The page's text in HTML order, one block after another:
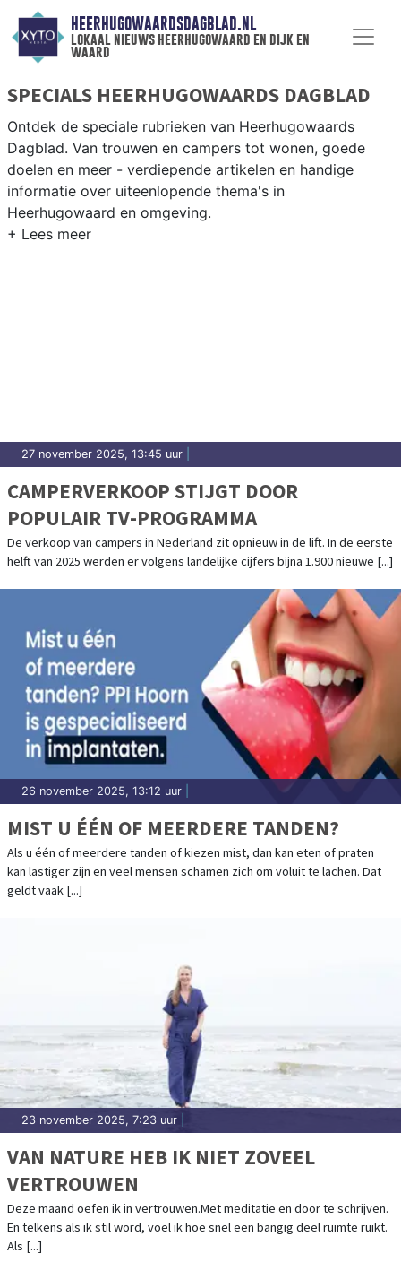
HEERHUGOWAARDSDAGBLAD.NL
lokaal nieuws heerhugowaard en dijk en
waard
SPECIALS HEERHUGOWAARDS DAGBLAD
Ontdek de speciale rubrieken van Heerhugowaards
Dagblad. Van trouwen en campers tot wonen, goede
doelen en meer - verdiepende artikelen en handige
informatie over uiteenlopende thema's in
Heerhugowaard en omgeving.
27 november 2025, 13:45 uur
CAMPERVERKOOP STIJGT DOOR
POPULAIR TV-PROGRAMMA
De verkoop van campers in Nederland zit opnieuw in de lift. In de eerste
helft van 2025 werden er volgens landelijke cijfers bijna 1.900 nieuwe [...]
26 november 2025, 13:12 uur
MIST U ÉÉN OF MEERDERE TANDEN?
Als u één of meerdere tanden of kiezen mist, dan kan eten of praten
kan lastiger zijn en veel mensen schamen zich om voluit te lachen. Dat
geldt vaak [...]
23 november 2025, 7:23 uur
VAN NATURE HEB IK NIET ZOVEEL
VERTROUWEN
Deze maand oefen ik in vertrouwen.Met meditatie en door te schrijven.
En telkens als ik stil word, voel ik hoe snel een bangig deel ruimte ruikt.
Als [...]